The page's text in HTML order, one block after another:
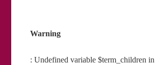
Warning
: Undefined variable $term_children in